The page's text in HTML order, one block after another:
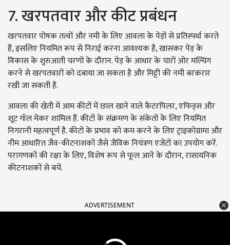
7. खरपतवार और कीट प्रबंधन
खरपतवार पोषक तत्वों और नमी के लिए आवला के पेड़ों से प्रतिस्पर्धा करते
हैं, इसलिए नियमित रूप से निराई करना आवश्यक है, खासकर पेड़ के
विकास के शुरुआती चरणों के दौरान. पेड़ के आधार के चारों ओर मल्चिंग
करने से खरपतवारों को दबाया जा सकता है और मिट्टी की नमी बरकरार
रखी जा सकती है.
आवला की खेती में आम कीटों में छाल खाने वाले कैटरपिलर, एफिड्स और
शूट गॉल मेकर शामिल हैं. कीटों के संक्रमण के संकेतों के लिए नियमित
निगरानी महत्वपूर्ण है. कीटों के प्रभाव को कम करने के लिए ट्राइकोग्रामा और
नीम आधारित जैव-कीटनाशकों जैसे जैविक नियंत्रण एजेंटों का उपयोग करें.
परागणकों की रक्षा के लिए, विशेष रूप से फूल आने के दौरान, रासायनिक
कीटनाशकों से बचें.
ADVERTISEMENT